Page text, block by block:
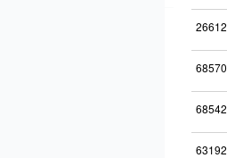
26612
68570
68542
63192